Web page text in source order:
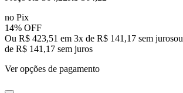
no Pix
14% OFF
Ou R$ 423,51 em 3x de R$ 141,17 sem jurosou
de R$ 141,17 sem juros
Ver opções de pagamento